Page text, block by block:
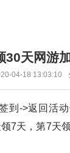
30天网游
04-18 13:03:10
到->返回活
7天，第7天